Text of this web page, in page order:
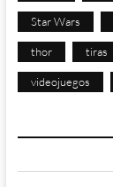
Star Wars
thor tiras
videojuegos